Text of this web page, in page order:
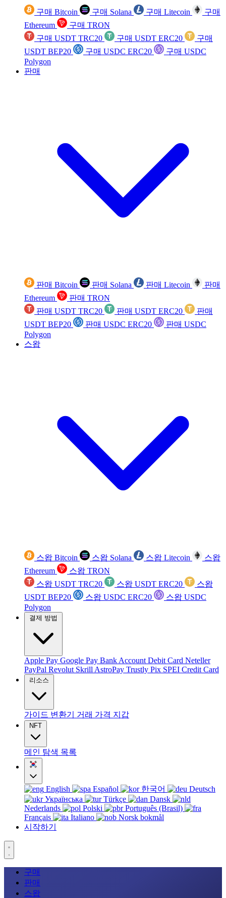
구매 Bitcoin 구매 Solana 구매 Litecoin
구매
Ethereum
구매 TRON
구매 USDT TRC20
구매 USDT ERC20
구매
USDT BEP20
구매 USDC ERC20
구매 USDC
Polygon
판매
판매 Bitcoin 판매 Solana 판매 Litecoin
판매
Ethereum
판매 TRON
판매 USDT TRC20
판매 USDT ERC20
판매
USDT BEP20
판매 USDC ERC20
판매 USDC
Polygon
스왑
스왑 Bitcoin 스왑 Solana 스왑 Litecoin
스왑
Ethereum
스왑 TRON
스왑 USDT TRC20
스왑 USDT ERC20
스왑
USDT BEP20
스왑 USDC ERC20
스왑 USDC
Polygon
결제 방법
Apple Pay Google Pay Bank Account Debit Card Neteller
PayPal Revolut Skrill AstroPay Trustly Pix SPEI Credit Card
리소스
가이드 변환기 거래 가격 지갑
NFT
메인 탐색 목록
English Español 한국어
Deutsch
Українська
Türkçe
Dansk
Nederlands
Polski
Português (Brasil)
Français
Italiano
Norsk bokmål
시작하기
구매
판매
스왑